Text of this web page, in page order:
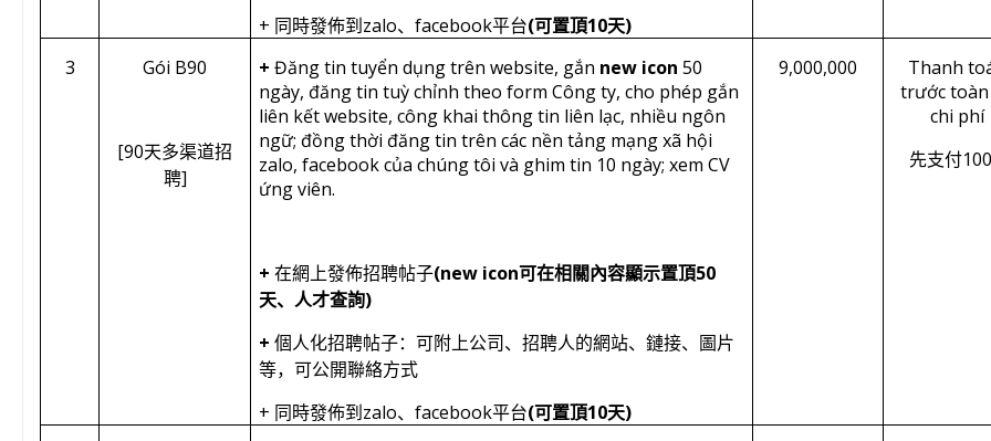
+ 同時發佈到 zalo、facebook平台(可置頂10天)
3 Gói B90
[90天多渠道招
聘]
+Đăng tin tuyển dụng trên website, gắn new icon50
ngày, đăng tin tuỳ chỉnh theo form Công ty, cho phép gắn
liên kết website, công khai thông tin liên lạc, nhiều ngôn
ngữ; đồng thời đăng tin trên các nền tảng mạng xã hội
zalo, facebook của chúng tôi và ghim tin 10 ngày; xem CV
ứng viên.
+在網上發佈招聘帖子(new icon可在相關內容顯示置頂50
天、人才查詢)
+ 個人化招聘帖子：可附上公司、招聘人的網站、鏈接、圖片
等，可公開聯絡方式
+ 同時發佈到 zalo、facebook平台(可置頂10天)
9,000,000
Thanh
trước
chi phí
先支付